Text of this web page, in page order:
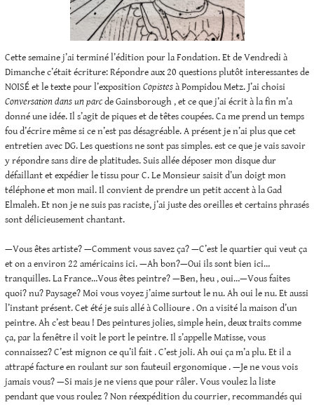
Cette semaine j’ai terminé l’édition pour la Fondation. Et de Vendredi à
Dimanche c’était écriture: Répondre aux 20 questions plutôt interessantes de
NOISÉ et le texte pour l’expositionCopistesà Pompidou Metz. J’ai choisi
Conversation dans un parcde Gainsborough , et ce que j’ai écrit à la fin m’a
donné une idée. Il s’agit de piques et de têtes coupées. Ca me prend un temps
fou d’écrire même si ce n’est pas désagréable. A présent je n’ai plus que cet
entretien avec DG. Les questions ne sont pas simples. est ce que je vais savoir
y répondre sans dire de platitudes. Suis allée déposer mon disque dur
défaillant et expédier le tissu pour C. Le Monsieur saisit d’un doigt mon
téléphone et mon mail. Il convient de prendre un petit accent à la Gad
Elmaleh. Et non je ne suis pas raciste, j’ai juste des oreilles et certains phrasés
sont délicieusement chantant.
—Vous êtes artiste? —Comment vous savez ça? —C’est le quartier qui veut ça
et on a environ 22 américains ici. —Ah bon?—Oui ils sont bien ici…
tranquilles. La France…Vous êtes peintre? —Ben, heu , oui…—Vous faites
quoi? nu? Paysage? Moi vous voyez j’aime surtout le nu. Ah oui le nu. Et aussi
l’instant présent. Cet été je suis allé à Collioure . On a visité la maison d’un
peintre. Ah c’est beau ! Des peintures jolies, simple hein, deux traits comme
ça, par la fenêtre il voit le port le peintre. Il s’appelle Matisse, vous
connaissez? C’est mignon ce qu’il fait . C’est joli. Ah oui ça m’a plu. Et il a
attrapé facture en roulant sur son fauteuil ergonomique . —Je ne vous vois
jamais vous? —Si mais je ne viens que pour râler. Vous voulez la liste
pendant que vous roulez ? Non réexpédition du courrier, recommandés qui